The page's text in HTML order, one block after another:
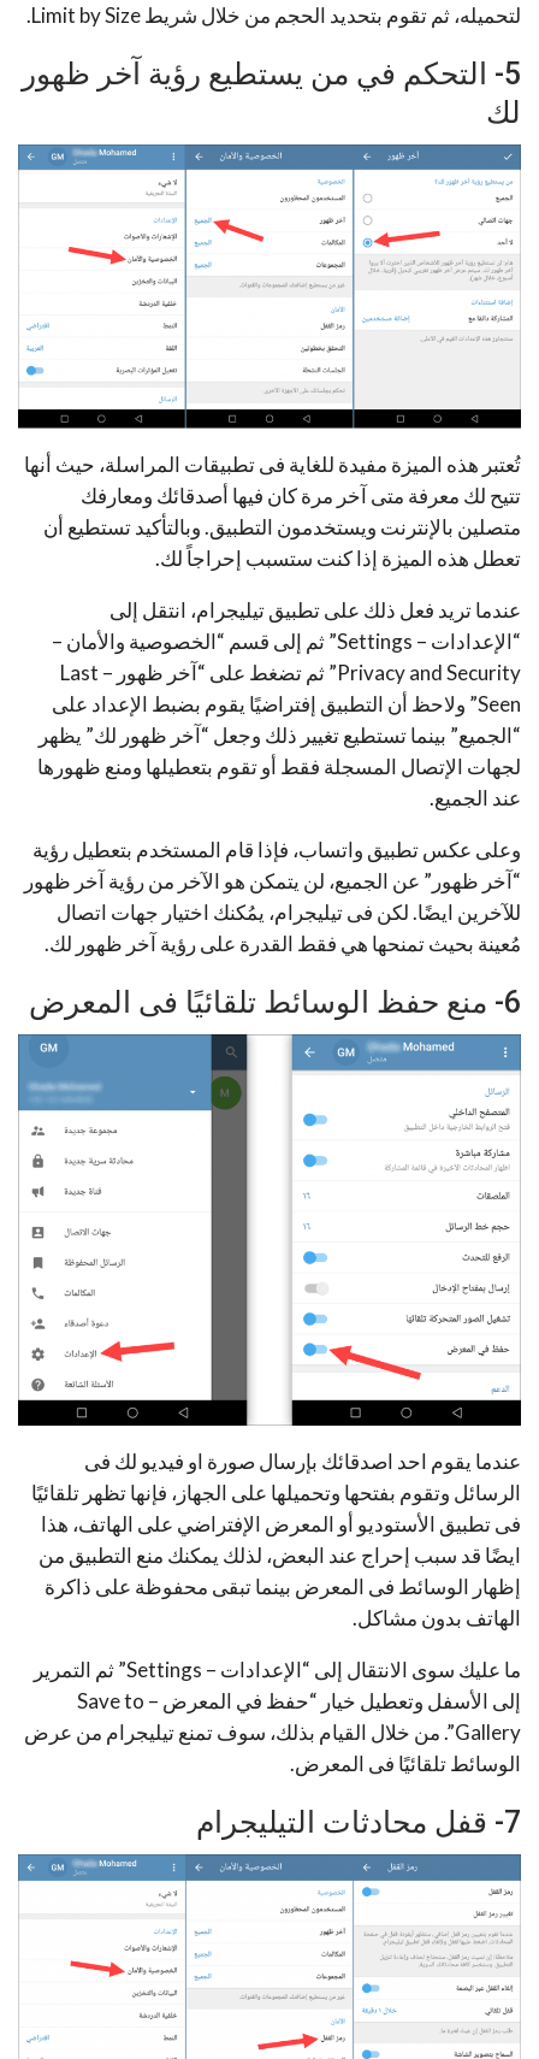
لتحميله، ثم تقوم بتحديد الحجم من خلال شريط Limit by Size.
5- التحكم في من يستطيع رؤية آخر ظهور
لك
تُعتبر هذه الميزة مفيدة للغاية فى تطبيقات المراسلة، حيث أنها
تتيح لك معرفة متى آخر مرة كان فيها أصدقائك ومعارفك
متصلين بالإنترنت ويستخدمون التطبيق. وبالتأكيد تستطيع أن
تعطل هذه الميزة إذا كنت ستسبب إحراجاً لك.
عندما تريد فعل ذلك على تطبيق تيليجرام، انتقل إلى
“الإعدادات – Settings” ثم إلى قسم “الخصوصية والأمان –
Privacy and Security” ثم تضغط على “آخر ظهور – Last
Seen” ولاحظ أن التطبيق إفتراضيًا يقوم بضبط الإعداد على
“الجميع” بينما تستطيع تغيير ذلك وجعل “آخر ظهور لك” يظهر
لجهات الإتصال المسجلة فقط أو تقوم بتعطيلها ومنع ظهورها
عند الجميع.
وعلى عكس تطبيق واتساب، فإذا قام المستخدم بتعطيل رؤية
“آخر ظهور” عن الجميع، لن يتمكن هو الآخر من رؤية آخر ظهور
للآخرين ايضًا. لكن فى تيليجرام، يمُكنك اختيار جهات اتصال
مُعينة بحيث تمنحها هي فقط القدرة على رؤية آخر ظهور لك.
6- منع حفظ الوسائط تلقائيًا فى المعرض
عندما يقوم احد اصدقائك بإرسال صورة او فيديو لك فى
الرسائل وتقوم بفتحها وتحميلها على الجهاز، فإنها تظهر تلقائيًا
فى تطبيق الأستوديو أو المعرض الإفتراضي على الهاتف، هذا
ايضًا قد سبب إحراج عند البعض، لذلك يمكنك منع التطبيق من
إظهار الوسائط فى المعرض بينما تبقى محفوظة على ذاكرة
الهاتف بدون مشاكل.
ما عليك سوى الانتقال إلى “الإعدادات – Settings” ثم التمرير
إلى الأسفل وتعطيل خيار “حفظ في المعرض – Save to
Gallery”. من خلال القيام بذلك، سوف تمنع تيليجرام من عرض
الوسائط تلقائيًا فى المعرض.
7- قفل محادثات التيليجرام